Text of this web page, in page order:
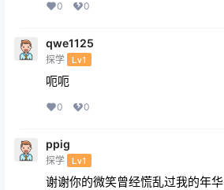
0 0
qwe1125
探学 Lv1
呃呃
0 0
ppig
探学 Lv1
谢谢你的微笑曾经慌乱过我的年华